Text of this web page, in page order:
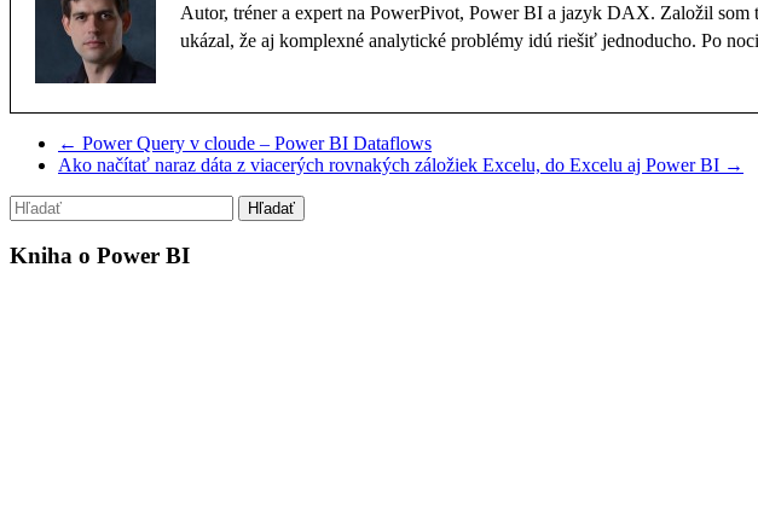
Autor, tréner a expert na PowerPivot, Power BI a jazyk DAX. Založil
ukázal, že aj komplexné analytické problémy idú riešiť jednoducho. Po
← Power Query v cloude – Power BI Dataflows
Ako načítať naraz dáta z viacerých rovnakých záložiek Excelu, do Excelu aj Power BI →
Kniha o Power BI